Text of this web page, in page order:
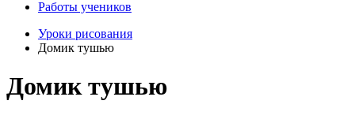
Работы учеников
Уроки рисования
Домик тушью
Домик тушью